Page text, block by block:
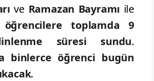
ve Ramazan Bayramı ile
öğrencilere toplamda 9
süresi sundu.
binlerce öğrenci bugün
.